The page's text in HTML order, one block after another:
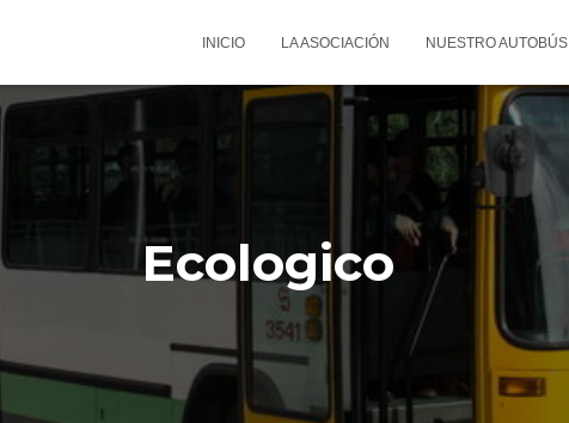
INICIO LA ASOCIACIÓN NUESTRO AUTOBÚS
Ecologico